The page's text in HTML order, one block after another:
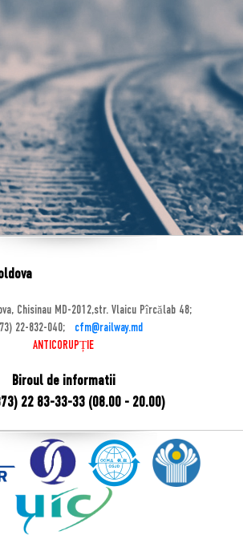
Chisinau MD-2012,str. Vlaicu Pîrcălab 48;
22-832-040;
cfm@railway.md
ANTICORUPȚIE
Biroul de informatii
22 83-33-33 (08.00 - 20.00)